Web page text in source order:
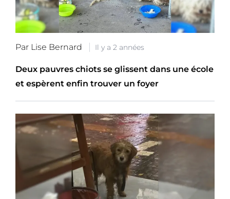
Par Lise Bernard Il y a 2 années
Deux pauvres chiots se glissent dans une école
et espèrent enfin trouver un foyer